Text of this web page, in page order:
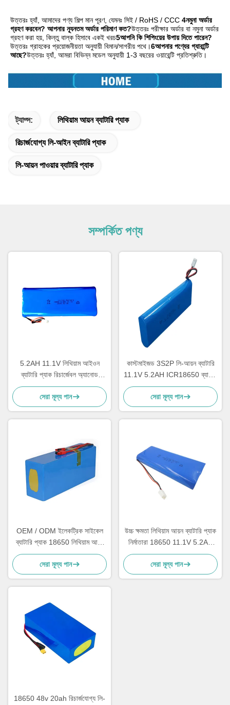
উত্তরঃ হ্যাঁ, আমাদের পণ্য শিল্প মান পূরণ, যেমনঃ সিই / RoHS / CCC 4নমুনা অর্ডার
গ্রহণ করবেন? আপনার ন্যূনতম অর্ডার পরিমাণ কত?উত্তরঃ পরীক্ষার অর্ডার বা নমুনা অর্ডার
গ্রহণ করা হয়, কিন্তু বাল্ক হিসাবে একই খরচ5আপনি কি শিপিংয়ের উপায় দিতে পারেন?
উত্তরঃ গ্রাহকের প্রয়োজনীয়তা অনুযায়ী বিমান/সাগরীয় পথে।6আপনার পণ্যের গ্যারান্টি
আছে?উত্তরঃ হ্যাঁ, আমরা বিভিন্ন মডেল অনুযায়ী 1-3 বছরের ওয়ারেন্টি প্রতিশ্রুতি।
ট্যাগ্স: লিথিয়াম আয়ন ব্যাটারি প্যাক
রিচার্জযোগ্য লি-আইন ব্যাটারি প্যাক
লি-আয়ন পাওয়ার ব্যাটারি প্যাক
সম্পর্কিত পণ্য
5.2AH 11.1V লিথিয়াম আইওন
ব্যাটারি প্যাক রিচার্জেবল অ্যানোড
উপাদান
সেরা মূল্য পান
কাস্টমাইজড 3S2P লি-আয়ন ব্যাটারি
11.1V 5.2AH ICR18650 ব্যাটারি
প্যাক
সেরা মূল্য পান
OEM / ODM ইলেকট্রিক সাইকেল
ব্যাটারি প্যাক 18650 লিথিয়াম আয়ন
ব্যাটারি 24v 20ah
সেরা মূল্য পান
উচ্চ ক্ষমতা লিথিয়াম আয়ন ব্যাটারি প্যাক
নির্মাতারা 18650 11.1V 5.2AH
সিই
সেরা মূল্য পান
18650 48v 20ah রিচার্জযোগ্য লি-